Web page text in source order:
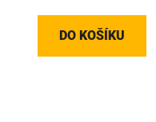
DO KOŠÍKU